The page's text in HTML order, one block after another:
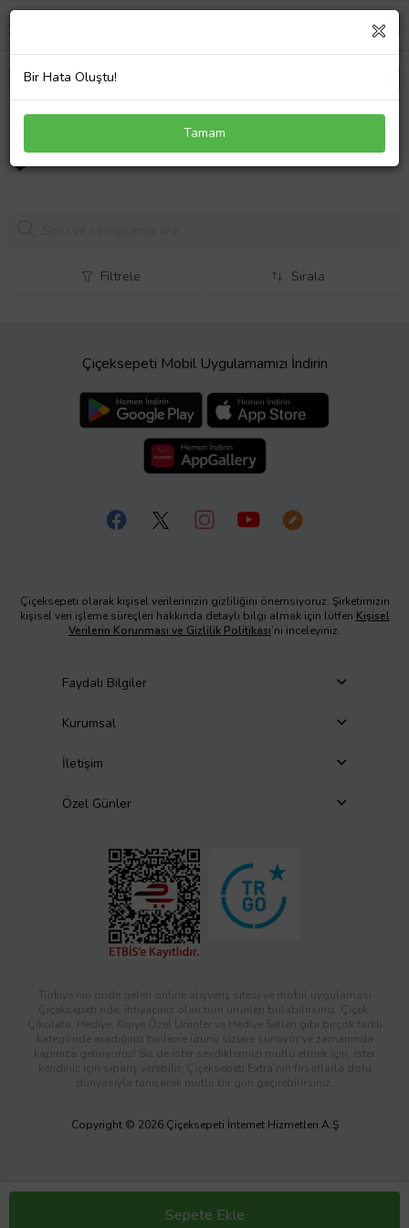
Toshiba Dynabook Satellite Pro A200-1T2
Notebook Adaptör Laptop Şarj 120W
1285,59 TL
Sepete Ekle
Filtrele Sırala
Çiçeksepeti Mobil Uygulamamızı İndirin
Çiçeksepeti olarak kişisel verilerinizin gizliliğini önemsiyoruz. Şirketimizin
kişisel veri işleme süreçleri hakkında detaylı bilgi almak için lütfen Kişisel
Verilerin Korunması ve Gizlilik Politikası’nı inceleyiniz.
Faydalı Bilgiler
Kurumsal
İletişim
Özel Günler
Türkiye’nin önde gelen online alışveriş sitesi ve mobil uygulaması
Çiçeksepeti’nde, ihtiyacınız olan tüm ürünleri bulabilirsiniz. Çiçek,
Çikolata, Hediye, Kişiye Özel Ürünler ve Hediye Setleri gibi birçok farklı
kategoride aradığınız binlerce ürünü sizlere sunuyor ve zamanında
kapınıza getiriyoruz! Siz de ister sevdiklerinizi mutlu etmek için, ister
kendiniz için sipariş verebilir; Çiçeksepeti Extra’nın fırsatlarla dolu
dünyasıyla tanışarak mutlu bir gün geçirebilirsiniz.
Copyright © 2026 Çiçeksepeti İnternet Hizmetleri A.Ş
Bir Hata Oluştu!
Tamam